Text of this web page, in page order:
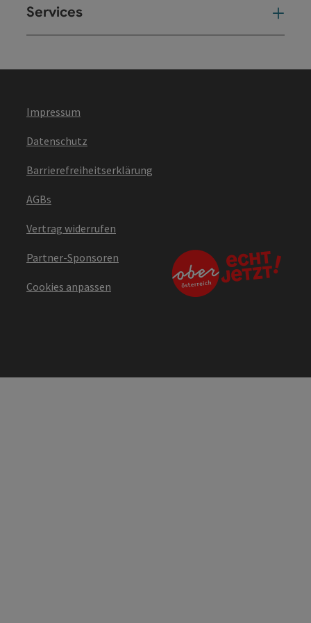
Services
Impressum
Datenschutz
Barrierefreiheitserklärung
AGBs
Vertrag widerrufen
Partner-Sponsoren
Cookies anpassen